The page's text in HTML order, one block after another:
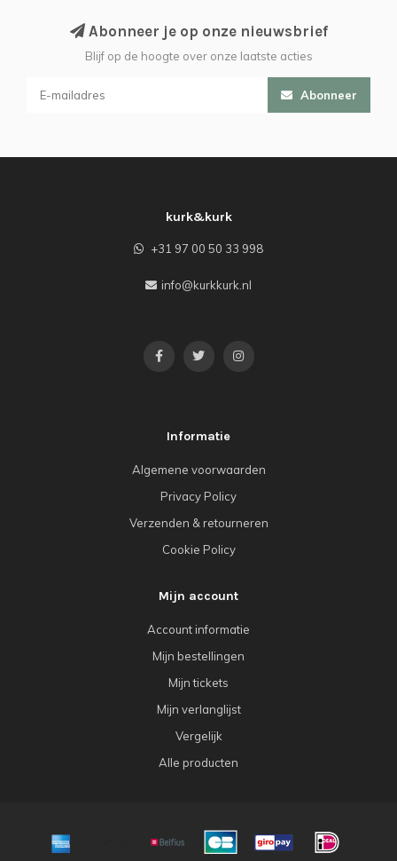
Abonneer je op onze nieuwsbrief
Blijf op de hoogte over onze laatste acties
Abonneer
kurk&kurk
+31 97 00 50 33 998
info@kurkkurk.nl
Informatie
Algemene voorwaarden
Privacy Policy
Verzenden & retourneren
Cookie Policy
Mijn account
Account informatie
Mijn bestellingen
Mijn tickets
Mijn verlanglijst
Vergelijk
Alle producten